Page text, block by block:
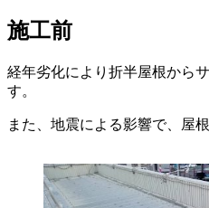
施工前
経年劣化により折半屋根から
す。
また、地震による影響で、屋